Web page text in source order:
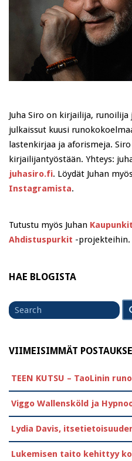
Juha Siro on kirjailija,
julkaissut kuusi
lastenkirjaa ja aforismeja.
kirjailijantyöstään. Yhteys:
juhasiro.fi. Löydät Juhan
Instagramista.
Tutustu myös Juhan
Ahdistuspurkit -projekteihin.
HAE BLOGISTA
for
VIIMEISIMMÄT
TEEN KUTSU – TaoLinin
Viggo Wallensköld ja
Lydia Davis,
Lukemisen taito kehittyy